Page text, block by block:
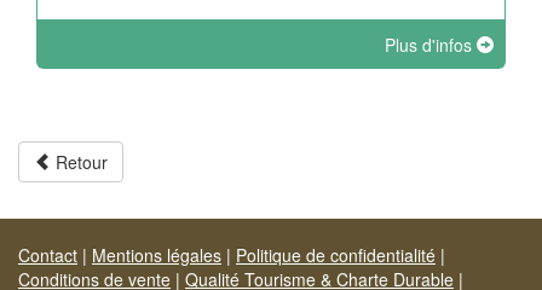
Plus d'infos
Retour
Contact | Mentions légales | Politique de confidentialité |
Conditions de vente | Qualité Tourisme & Charte Durable |